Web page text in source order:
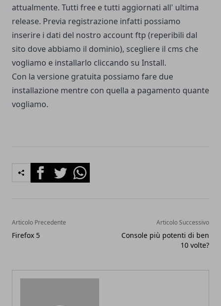
attualmente. Tutti free e tutti aggiornati all' ultima
release. Previa registrazione infatti possiamo
inserire i dati del nostro account ftp (reperibili dal
sito dove abbiamo il dominio), scegliere il cms che
vogliamo e installarlo cliccando su Install.
Con la versione gratuita possiamo fare due
installazione mentre con quella a pagamento quante
vogliamo.
FacebookTwitterWhatsapp
Articolo Precedente
Firefox 5
Articolo Successivo
Console più potenti di ben
10 volte?